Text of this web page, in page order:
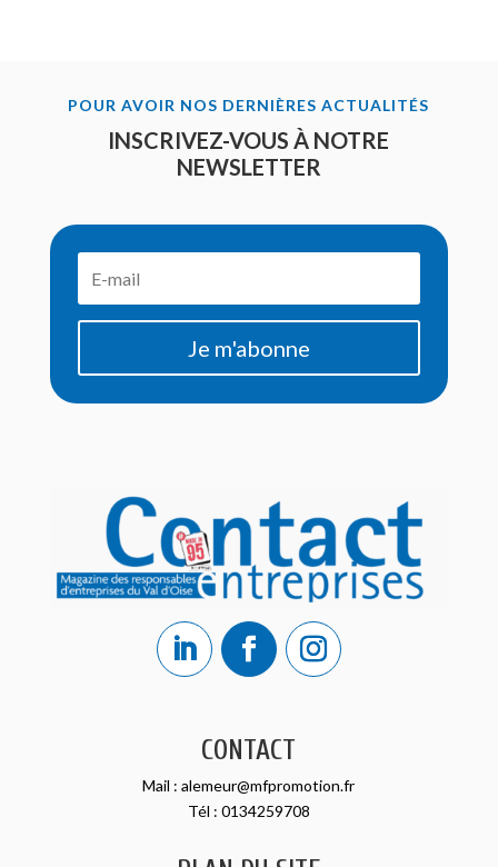
POUR AVOIR NOS DERNIÈRES ACTUALITÉS
INSCRIVEZ-VOUS À NOTRE
NEWSLETTER
Je m'abonne
CONTACT
Mail :alemeur@mfpromotion.fr
Tél : 0134259708